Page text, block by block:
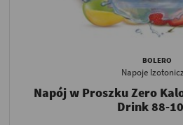
BOLERO
Napoje
Napój w Proszku Zero
Drink 88-